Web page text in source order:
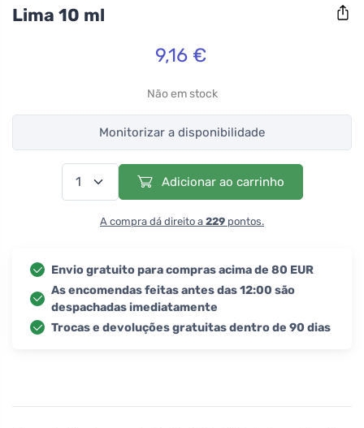
Lima 10 ml
9,16 €
Não em stock
Monitorizar a disponibilidade
Adicionar ao carrinho
A compra dá direito a 229 pontos.
Envio gratuito para compras acima de 80 EUR
As encomendas feitas antes das 12:00 são
despachadas imediatamente
Trocas e devoluções gratuitas dentro de 90 dias